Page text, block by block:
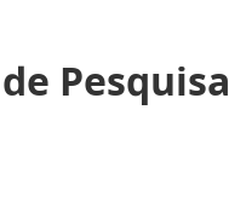
Pesquisa